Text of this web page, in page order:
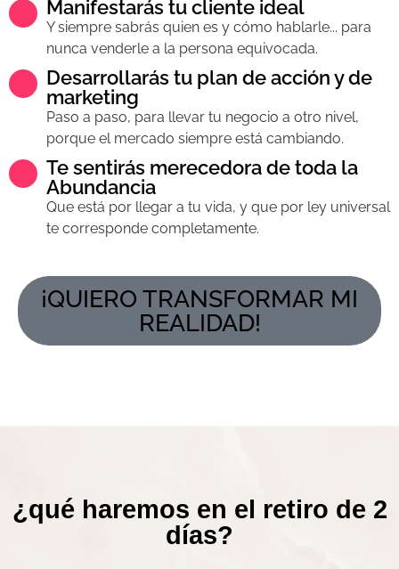
Manifestarás tu cliente ideal
Y siempre sabrás quien es y cómo hablarle... para
nunca venderle a la persona equivocada.
Desarrollarás tu plan de acción y de
marketing
Paso a paso, para llevar tu negocio a otro nivel,
porque el mercado siempre está cambiando.
Te sentirás merecedora de toda la
Abundancia
Que está por llegar a tu vida, y que por ley universal
te corresponde completamente.
¡QUIERO TRANSFORMAR MI
REALIDAD!
¿qué haremos en el retiro de 2
días?